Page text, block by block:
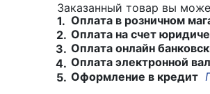
Заказанный товар вы
1. Оплата в розничном
2. Оплата на счет
3. Оплата онлайн
4. Оплата электронной
5. Оформление в кредит